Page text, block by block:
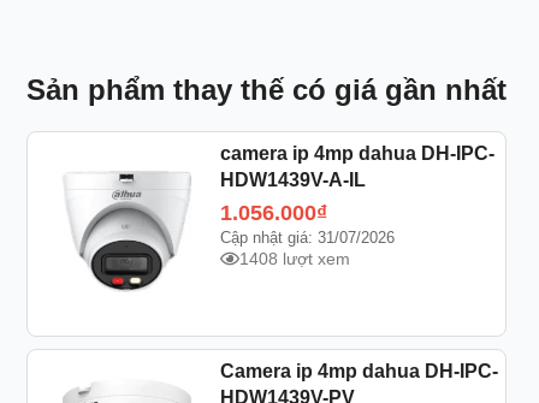
Sản phẩm thay thế có giá gần nhất
camera ip 4mp dahua DH-IPC-
HDW1439V-A-IL
1.056.000₫
Cập nhật giá: 31/07/2026
1408 lượt xem
Camera ip 4mp dahua DH-IPC-
HDW1439V-PV